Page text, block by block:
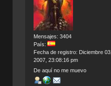
Mensajes: 3404
País:
Fecha de registro: Diciembre 03,
2007, 23:08:16 pm
De aquí no me muevo